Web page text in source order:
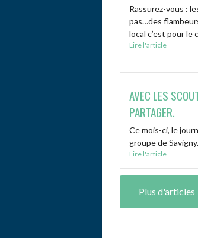
Rassurez-vous :
pas…des
local c’est pour le
Lire l'article
AVEC LES
PARTAGER.
Ce mois-ci, le
groupe de
Lire l'article
Plus d'articles